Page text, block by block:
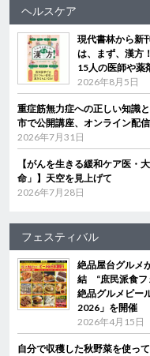
ヘルスケア
現代書林から新
は、まず、漢
15人の医師や薬
2026年8月5日
重症筋無力症への正しい知識
市で公開講座、オンライン配
2026年7月31日
【がんを生きる緩和ケア医・
命」】天空を見上げて
2026年7月28日
フェスティバル
絶品屋台グルメ
結 “庶民派食フ
絶品グルメビー
2026」を開催
2026年4月15日
自分で収穫した秋野菜を使っ